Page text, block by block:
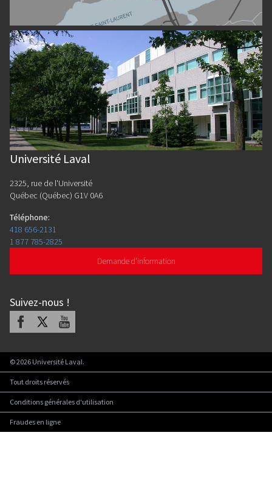
Université Laval
2325, rue de l'Université
Québec (Québec) G1V 0A6
Téléphone:
418 656-2131
1 877 785-2825
Demande d'information
Suivez-nous !
Facebook Youtube
©2026 Université Laval.
Tout droits réservés
Conditions générales d'utilisation
Fraudes en ligne